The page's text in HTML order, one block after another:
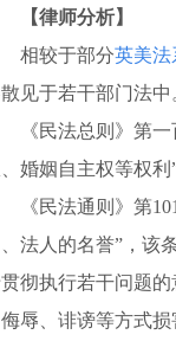
【律师分析】
较于部分英美法
见于若干部门法中
法总则》第一百
婚姻自主权等权利
法通则》第101
法人的名誉”，该
彻执行若干问题
辱、诽谤等方式